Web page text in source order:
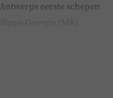
eerste schepen
Georgin (MR)